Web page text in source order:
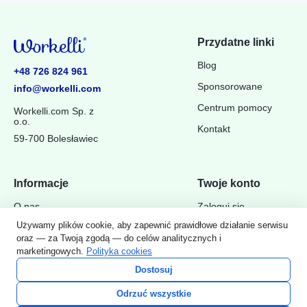
+48 726 824 961
info@workelli.com
Workelli.com Sp. z
o.o.
59-700 Bolesławiec
Przydatne linki
Blog
Sponsorowane
Centrum pomocy
Kontakt
Informacje
O nas
Polityka prywatności i
cookies
Regulamin
Twoje konto
Zaloguj się
Zarejestruj się
Używamy plików cookie, aby zapewnić prawidłowe działanie serwisu
oraz — za Twoją zgodą — do celów analitycznych i
marketingowych. Polityka cookies
Dostosuj
Odrzuć wszystkie